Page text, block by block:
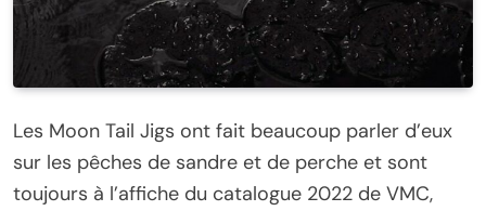
Les Moon Tail Jigs ont fait beaucoup parler d’eux
sur les pêches de sandre et de perche et sont
toujours à l’affiche du catalogue 2022 de VMC,